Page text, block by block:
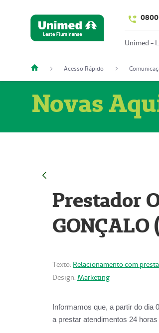
Unimed -
Acesso Rápido
Novas
Prestador
Texto: Relacionamento com
Design: Marketing
Informamos que, a partir do dia
a prestar atendimentos 24